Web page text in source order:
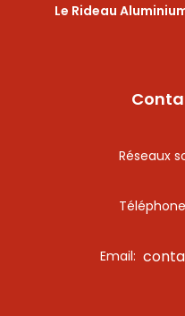
Le Rideau
Réseaux
Email: